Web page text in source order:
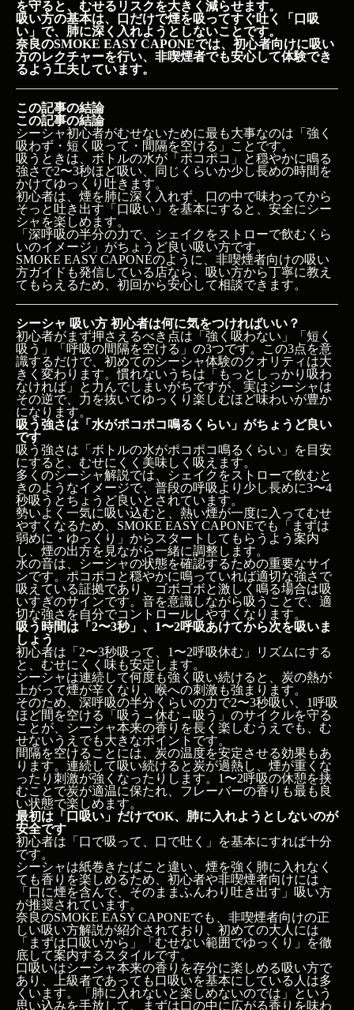
を守ると、むせるリスクを大きく減らせます。
吸い方の基本は、口だけで煙を吸ってすぐ吐く「口吸
い」で、肺に深く入れようとしないことです。
奈良のSMOKE EASY CAPONEでは、初心者向けに吸い
方のレクチャーを行い、非喫煙者でも安心して体験でき
るよう工夫しています。
この記事の結論
この記事の結論
シーシャ初心者がむせないために最も大事なのは「強く
吸わず・短く吸って・間隔を空ける」ことです。
吸うときは、ボトルの水が「ポコポコ」と穏やかに鳴る
強さで2〜3秒ほど吸い、同じくらいか少し長めの時間を
かけてゆっくり吐きます。
初心者は、煙を肺に深く入れず、口の中で味わってから
そっと吐き出す「口吸い」を基本にすると、安全にシー
シャを楽しめます。
「深呼吸の半分の力で、シェイクをストローで飲むくら
いのイメージ」がちょうど良い吸い方です。
SMOKE EASY CAPONEのように、非喫煙者向けの吸い
方ガイドも発信している店なら、吸い方から丁寧に教え
てもらえるため、初回から安心して相談できます。
シーシャ 吸い方 初心者は何に気をつければいい？
初心者がまず押さえるべき点は「強く吸わない」「短く
吸う」「呼吸の間隔を空ける」の3つです。この3点を意
識するだけで、初めてのシーシャ体験のクオリティは大
きく変わります。慣れないうちは「もっとしっかり吸わ
なければ」と力んでしまいがちですが、実はシーシャは
その逆で、力を抜いてゆっくり楽しむほど味わいが豊か
になります。
吸う強さは「水がポコポコ鳴るくらい」がちょうど良い
です
吸う強さは「ボトルの水がポコポコ鳴るくらい」を目安
にすると、むせにくく美味しく吸えます。
多くのシーシャ解説では、シェイクをストローで飲むと
きのようなイメージで、普段の呼吸より少し長めに3〜4
秒吸うとちょうど良いとされています。
勢いよく一気に吸い込むと、熱い煙が一度に入ってむせ
やすくなるため、SMOKE EASY CAPONEでも「まずは
弱めに・ゆっくり」からスタートしてもらうよう案内
し、煙の出方を見ながら一緒に調整します。
水の音は、シーシャの状態を確認するための重要なサイ
ンです。ポコポコと穏やかに鳴っていれば適切な強さで
吸えている証拠であり、ゴボゴボと激しく鳴る場合は吸
いすぎのサインです。音を意識しながら吸うことで、適
切な強さを自分でコントロールしやすくなります。
吸う時間は「2〜3秒」、1〜2呼吸あけてから次を吸いま
しょう
初心者は「2〜3秒吸って、1〜2呼吸休む」リズムにする
と、むせにくく味も安定します。
シーシャは連続して何度も強く吸い続けると、炭の熱が
上がって煙が辛くなり、喉への刺激も強まります。
そのため、深呼吸の半分くらいの力で2〜3秒吸い、1呼吸
ほど間を空ける「吸う→休む→吸う」のサイクルを守る
ことが、シーシャ本来の香りを長く楽しむうえでも、む
せないうえでも大きなポイントです。
間隔を空けることには、炭の温度を安定させる効果もあ
ります。連続して吸い続けると炭が過熱し、煙が重くな
ったり刺激が強くなったりします。1〜2呼吸の休憩を挟
むことで炭が適温に保たれ、フレーバーの香りも最も良
い状態で楽しめます。
最初は「口吸い」だけでOK、肺に入れようとしないのが
安全です
初心者は「口で吸って、口で吐く」を基本にすれば十分
です。
シーシャは紙巻きたばこと違い、煙を強く肺に入れなく
ても香りを楽しめるため、初心者や非喫煙者向けには
「口に煙を含んで、そのままふんわり吐き出す」吸い方
が推奨されています。
奈良のSMOKE EASY CAPONEでも、非喫煙者向けの正
しい吸い方解説が紹介されており、初めての大人には
「まずは口吸いから」「むせない範囲でゆっくり」を徹
底して案内するスタイルです。
口吸いはシーシャ本来の香りを存分に楽しめる吸い方で
あり、上級者であっても口吸いを基本にしている人は多
くいます。「肺に入れないと楽しめないのでは」という
思い込みを手放して、まずは口の中に広がる香りを味わ
【この記事のポイント】
今日のおさらい：要点3つ
この記事の結論
この記事の結論
シーシャ 吸い方 初心者は何に気をつければいい？
吸う強さは「水がポコポコ鳴るくらい」がちょうど
良いです
吸う時間は「2〜3秒」、1〜2呼吸あけてから次を吸
いましょう
最初は「口吸い」だけでOK、肺に入れようとしな
いのが安全です
シーシャ 吸い方 初心者がむせないための手順
STEP1〜3：姿勢と呼吸を整えてから、弱く・短く
吸う